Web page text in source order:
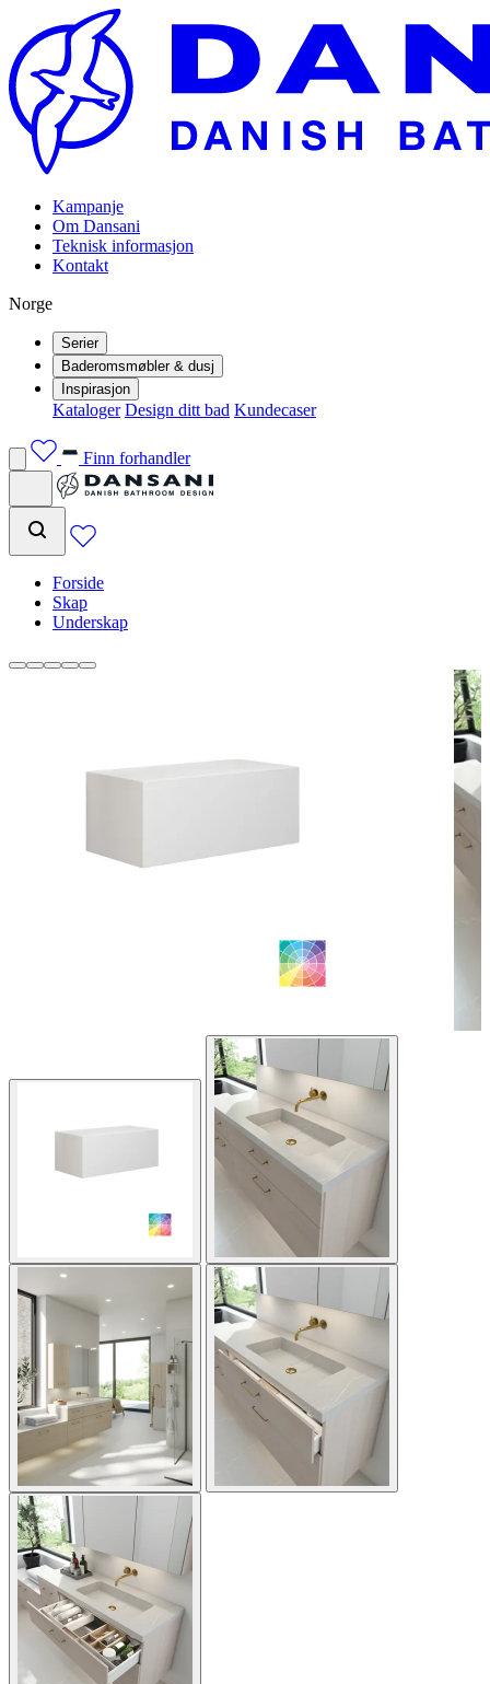
Kampanje
Om Dansani
Teknisk informasjon
Kontakt
Norge
Serier
Baderomsmøbler & dusj
Inspirasjon
Kataloger Design ditt bad Kundecaser
Finn forhandler
Forside
Skap
Underskap